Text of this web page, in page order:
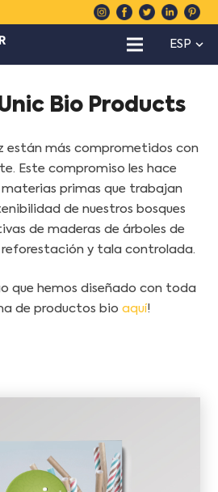
ESP
Bio Products
están más comprometidos con
Este compromiso les hace
materias primas que trabajan
de nuestros bosques
de maderas de árboles de
y tala controlada.
que hemos diseñado con toda
de productos bio aquí!